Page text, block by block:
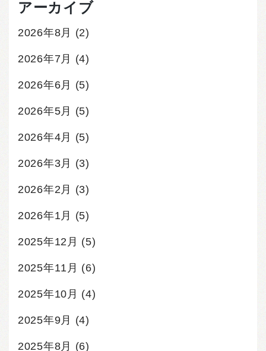
アーカイブ
2026年8月 (2)
2026年7月 (4)
2026年6月 (5)
2026年5月 (5)
2026年4月 (5)
2026年3月 (3)
2026年2月 (3)
2026年1月 (5)
2025年12月 (5)
2025年11月 (6)
2025年10月 (4)
2025年9月 (4)
2025年8月 (6)